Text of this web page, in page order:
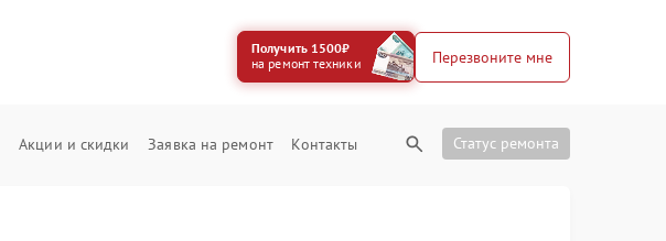
Получить 1500₽
на ремонт техники
Перезвоните мне
Акции и скидки Заявка на ремонт Контакты Статус ремонта